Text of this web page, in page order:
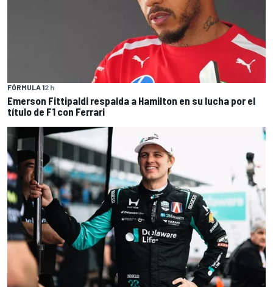
FÓRMULA 12 h
Emerson Fittipaldi respalda a Hamilton en su lucha por el
título de F1 con Ferrari